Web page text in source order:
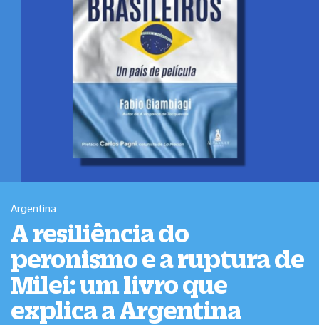
Argentina
A resiliência do
peronismo e a ruptura de
Milei: um livro que
explica a Argentina